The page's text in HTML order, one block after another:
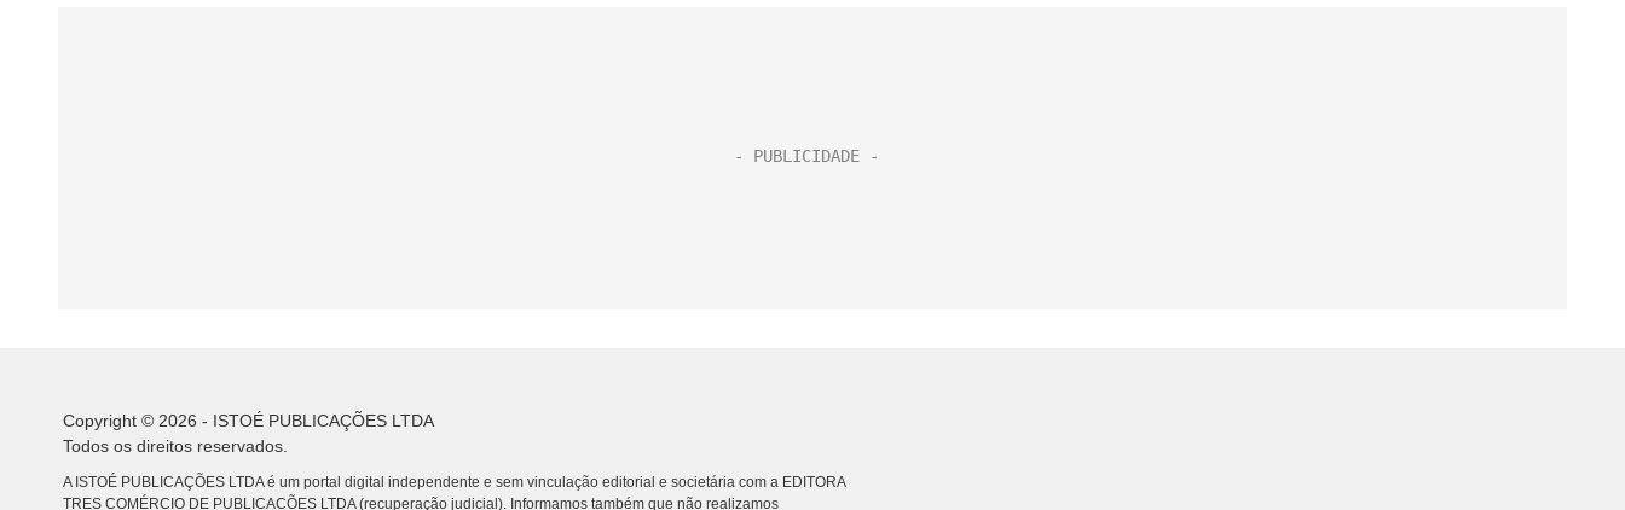
Copyright © 2026 - ISTOÉ PUBLICAÇÕES LTDA
Todos os direitos reservados.
A ISTOÉ PUBLICAÇÕES LTDA é um portal digital independente e sem vinculação editorial e societária com a EDITORA
TRES COMÉRCIO DE PUBLICACÕES LTDA (recuperação judicial). Informamos também que não realizamos